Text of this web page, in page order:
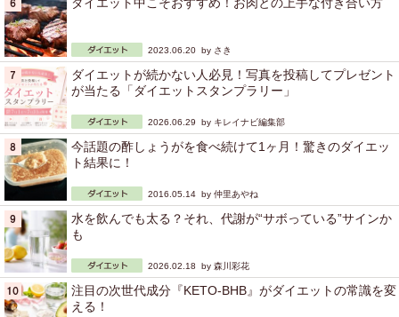
2023.06.20 by さき
ダイエットが続かない人必見！写真を投稿してプレゼント
が当たる「ダイエットスタンプラリー」
2026.06.29 by キレイナビ編集部
今話題の酢しょうがを食べ続けて1ヶ月！驚きのダイエッ
ト結果に！
2016.05.14 by 仲里あやね
水を飲んでも太る？それ、代謝が“サボっている”サインか
も
2026.02.18 by 森川彩花
注目の次世代成分『KETO-BHB』がダイエットの常識を変
える！